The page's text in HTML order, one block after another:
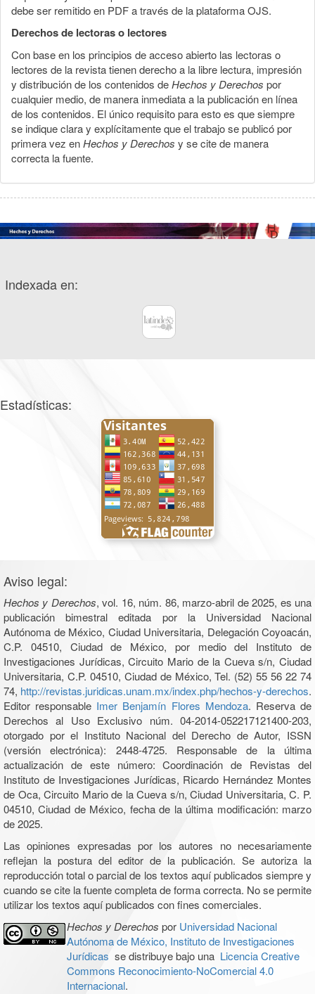
debe ser remitido en PDF a través de la plataforma OJS.
Derechos de lectoras o lectores
Con base en los principios de acceso abierto las lectoras o
lectores de la revista tienen derecho a la libre lectura, impresión
y distribución de los contenidos deHechos y Derechos por
cualquier medio, de manera inmediata a la publicación en línea
de los contenidos. El único requisito para esto es que siempre
se indique clara y explícitamente que el trabajo se publicó por
primera vez enHechos y Derechos y se cite de manera
correcta la fuente.
Indexada en:
Estadísticas:
Aviso legal:
Hechos y Derechos, vol. 16, núm. 86, marzo-abril de 2025, es una
publicación bimestral editada por la Universidad Nacional
Autónoma de México, Ciudad Universitaria, Delegación Coyoacán,
C.P. 04510, Ciudad de México, por medio del Instituto de
Investigaciones Jurídicas, Circuito Mario de la Cueva s/n, Ciudad
Universitaria, C.P. 04510, Ciudad de México, Tel. (52) 55 56 22 74
74, http://revistas.juridicas.unam.mx/index.php/hechos-y-derechos.
Editor responsable Imer Benjamín Flores Mendoza. Reserva de
Derechos al Uso Exclusivo núm. 04-2014-052217121400-203,
otorgado por el Instituto Nacional del Derecho de Autor, ISSN
(versión electrónica): 2448-4725. Responsable de la última
actualización de este número: Coordinación de Revistas del
Instituto de Investigaciones Jurídicas, Ricardo Hernández Montes
de Oca, Circuito Mario de la Cueva s/n, Ciudad Universitaria, C. P.
04510, Ciudad de México, fecha de la última modificación: marzo
de 2025.
Las opiniones expresadas por los autores no necesariamente
reflejan la postura del editor de la publicación. Se autoriza la
reproducción total o parcial de los textos aquí publicados siempre y
cuando se cite la fuente completa de forma correcta. No se permite
utilizar los textos aquí publicados con fines comerciales.
Hechos y Derechos por Universidad Nacional
Autónoma de México, Instituto de Investigaciones
Jurídicas se distribuye bajo una Licencia Creative
Commons Reconocimiento-NoComercial 4.0
Internacional.